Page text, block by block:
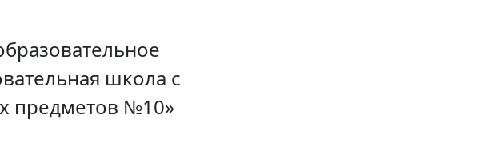
школа с
предметов №10»